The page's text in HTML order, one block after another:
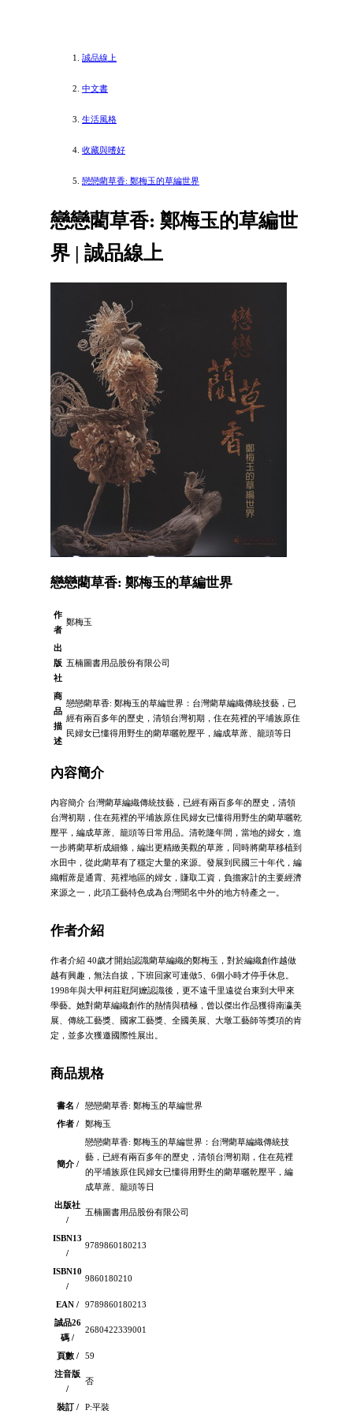
誠品線上
中文書
生活風格
收藏與嗜好
戀戀藺草香: 鄭梅玉的草編世界
戀戀藺草香: 鄭梅玉的草編世
界 | 誠品線上
戀戀藺草香: 鄭梅玉的草編世界
作
者
鄭梅玉
出
版
社
五楠圖書用品股份有限公司
商
品
描
述
戀戀藺草香: 鄭梅玉的草編世界：台灣藺草編織傳統技藝，已
經有兩百多年的歷史，清領台灣初期，住在苑裡的平埔族原住
民婦女已懂得用野生的藺草曬乾壓平，編成草蓆、籠頭等日
內容簡介
內容簡介 台灣藺草編織傳統技藝，已經有兩百多年的歷史，清領
台灣初期，住在苑裡的平埔族原住民婦女已懂得用野生的藺草曬乾
壓平，編成草蓆、籠頭等日常用品。清乾隆年間，當地的婦女，進
一步將藺草析成細條，編出更精緻美觀的草蓆，同時將藺草移植到
水田中，從此藺草有了穩定大量的來源。發展到民國三十年代，編
織帽蓆是通霄、苑裡地區的婦女，賺取工資，負擔家計的主要經濟
來源之一，此項工藝特色成為台灣聞名中外的地方特產之一。
作者介紹
作者介紹 40歲才開始認識藺草編織的鄭梅玉，對於編織創作越做
越有興趣，無法自拔，下班回家可連做5、6個小時才停手休息。
1998年與大甲柯莊屘阿嬤認識後，更不遠千里遠從台東到大甲來
學藝。她對藺草編織創作的熱情與積極，曾以傑出作品獲得南瀛美
展、傳統工藝獎、國家工藝獎、全國美展、大墩工藝師等獎項的肯
定，並多次獲邀國際性展出。
商品規格
書名 /
戀戀藺草香: 鄭梅玉的草編世界
作者 /
鄭梅玉
簡介 /
戀戀藺草香: 鄭梅玉的草編世界：台灣藺草編織傳統技
藝，已經有兩百多年的歷史，清領台灣初期，住在苑裡
的平埔族原住民婦女已懂得用野生的藺草曬乾壓平，編
成草蓆、籠頭等日
出版社
/
五楠圖書用品股份有限公司
ISBN13
/
9789860180213
ISBN10
/
9860180210
EAN /
9789860180213
誠品26
碼 /
2680422339001
頁數 /
59
注音版
/
否
裝訂 / P:平裝